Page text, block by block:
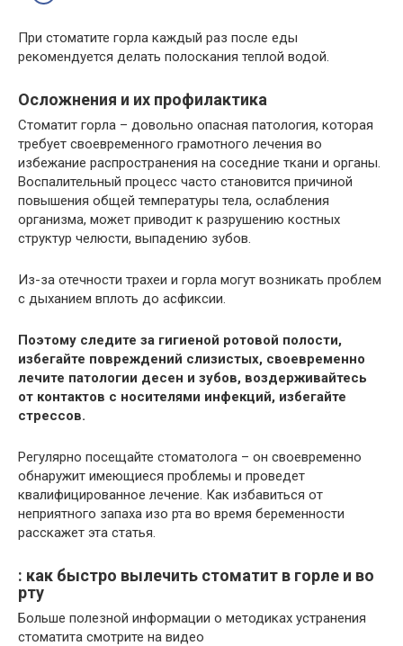
При стоматите горла каждый раз после еды
рекомендуется делать полоскания теплой водой.
Осложнения и их профилактика
Стоматит горла – довольно опасная патология, которая
требует своевременного грамотного лечения во
избежание распространения на соседние ткани и органы.
Воспалительный процесс часто становится причиной
повышения общей температуры тела, ослабления
организма, может приводит к разрушению костных
структур челюсти, выпадению зубов.
Из-за отечности трахеи и горла могут возникать проблем
с дыханием вплоть до асфиксии.
Поэтому следите за гигиеной ротовой полости,
избегайте повреждений слизистых, своевременно
лечите патологии десен и зубов, воздерживайтесь
от контактов с носителями инфекций, избегайте
стрессов.
Регулярно посещайте стоматолога – он своевременно
обнаружит имеющиеся проблемы и проведет
квалифицированное лечение. Как избавиться от
неприятного запаха изо рта во время беременности
расскажет эта статья.
: как быстро вылечить стоматит в горле и во
рту
Больше полезной информации о методиках устранения
стоматита смотрите на видео